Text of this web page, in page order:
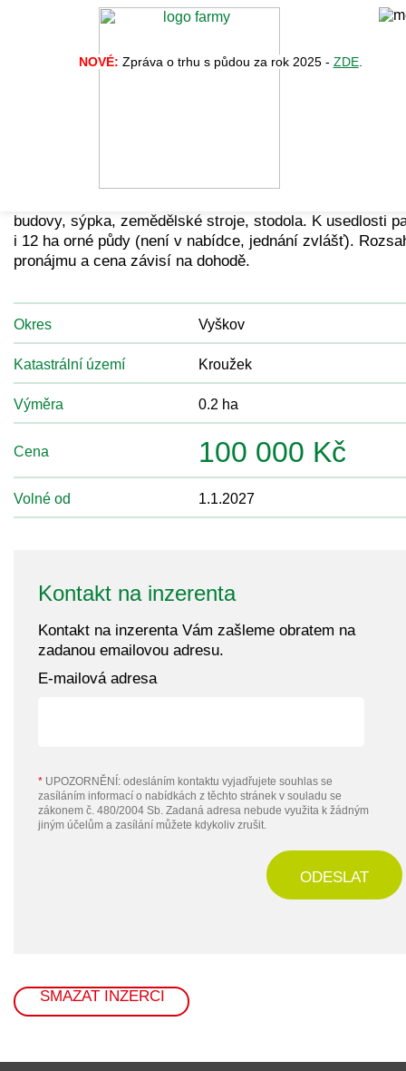
NOVÉ: Zpráva o trhu s půdou za rok 2025 - ZDE.
budovy, sýpka, zemědělské stroje, stodola. K usedlosti
i 12 ha orné půdy (není v nabídce, jednání zvlášť).
pronájmu a cena závisí na dohodě.
Okres Vyškov
Katastrální území Kroužek
Výměra 0.2 ha
Cena 100 000 Kč
Volné od 1.1.2027
Kontakt na inzerenta
Kontakt na inzerenta Vám zašleme obratem na
zadanou emailovou adresu.
E-mailová adresa
* UPOZORNĚNÍ: odesláním kontaktu vyjadřujete souhlas se
zasíláním informací o nabídkách z těchto stránek v souladu se
zákonem č. 480/2004 Sb. Zadaná adresa nebude využita k žádným
jiným účelům a zasílání můžete kdykoliv zrušit.
ODESLAT
SMAZAT INZERCI